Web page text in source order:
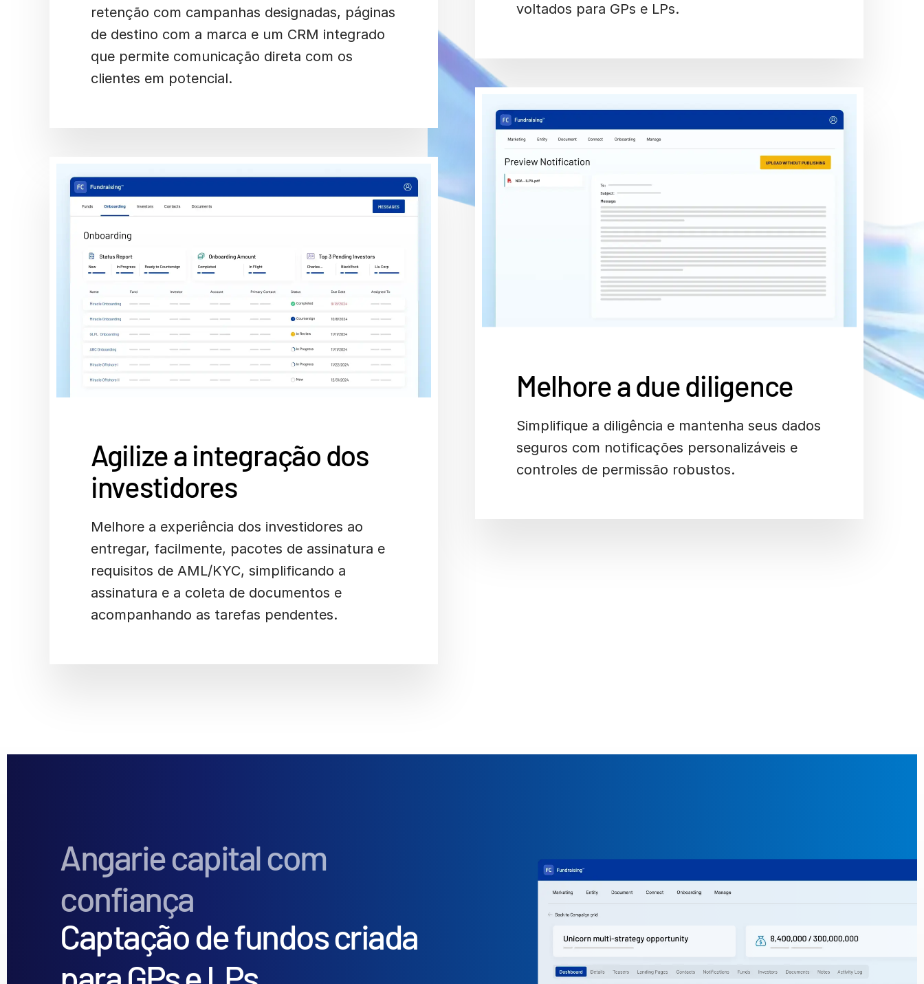
retenção com campanhas designadas, páginas
de destino com a marca e um CRM integrado
que permite comunicação direta com os
clientes em potencial.
Agilize a integração dos
investidores
Melhore a experiência dos investidores ao
entregar, facilmente, pacotes de assinatura e
requisitos de AML/KYC, simplificando a
assinatura e a coleta de documentos e
acompanhando as tarefas pendentes.
voltados para GPs e LPs.
Melhore a due diligence
Simplifique a diligência e mantenha seus dados
seguros com notificações personalizáveis e
controles de permissão robustos.
Angarie capital com
confiança
Captação de fundos criada